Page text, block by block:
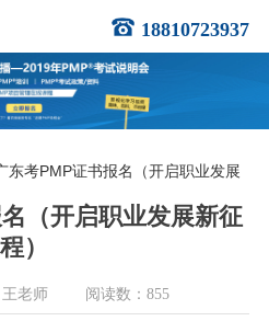
18810723937
东考PMP证书报名（开启职业发展
（开启职业发展新征
程）
老师 阅读数：855